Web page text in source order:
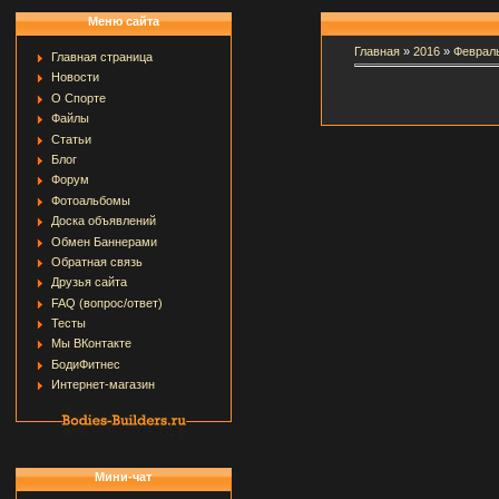
Меню сайта
Главная страница
Новости
О Спорте
Файлы
Статьи
Блог
Форум
Фотоальбомы
Доска объявлений
Обмен Баннерами
Обратная связь
Друзья сайта
FAQ (вопрос/ответ)
Тесты
Мы ВКонтакте
БодиФитнес
Интернет-магазин
Мини-чат
Главная» 2016 »